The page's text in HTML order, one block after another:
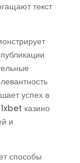
текст
успех в
казино
и
способы